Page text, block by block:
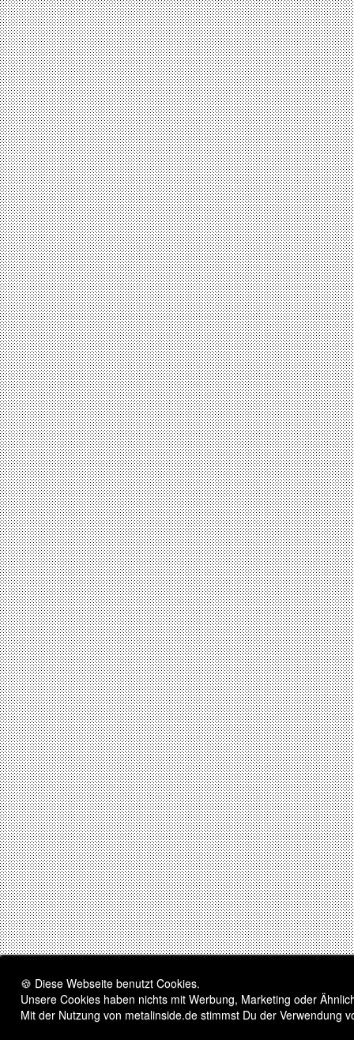
🍪 Diese Webseite benutzt Cookies.
Unsere Cookies haben nichts mit Werbung, Marketing oder
Mit der Nutzung von metalinside.de stimmst Du der Verwendung